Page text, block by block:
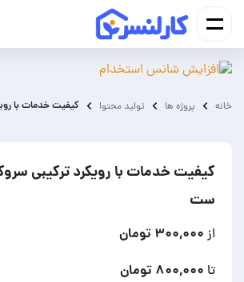
خانه پروژه ها تولید محتوا کیفیت خدمات با
کیفیت خدمات با رویکرد ترکیبی
ست
از ۳۰۰,۰۰۰ تومان
تا ۸۰۰,۰۰۰ تومان